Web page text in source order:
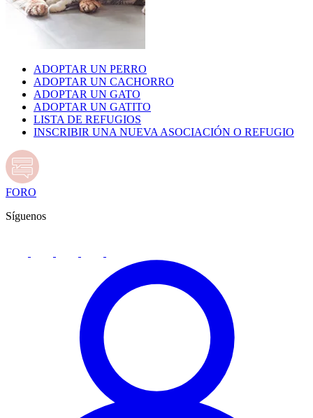
ADOPTAR UN PERRO
ADOPTAR UN CACHORRO
ADOPTAR UN GATO
ADOPTAR UN GATITO
LISTA DE REFUGIOS
INSCRIBIR UNA NUEVA ASOCIACIÓN O REFUGIO
FORO
Síguenos